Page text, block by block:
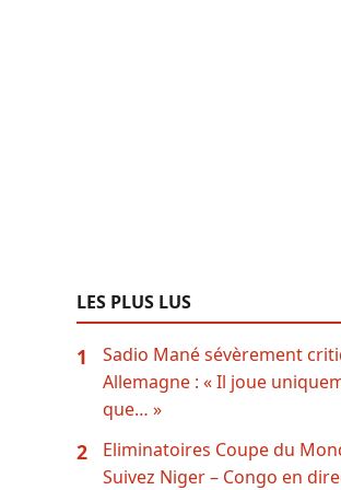
LES PLUS LUS
1
Sadio Mané sévèrement
Allemagne : « Il joue
que… »
2
Eliminatoires Coupe du
Suivez Niger – Congo en